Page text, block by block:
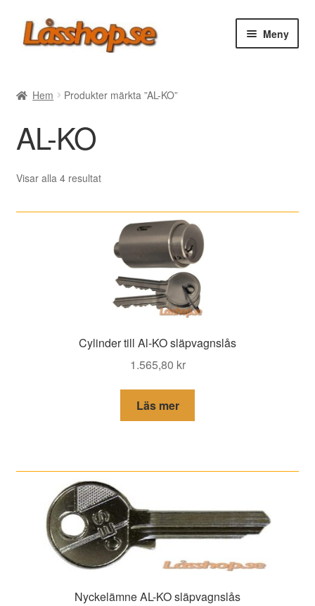
Hoppa
till
Hoppa
till
Meny
Forum/Manualer/Råd
Hem Produkter märkta ”AL-KO”
AL-KO
Visar alla 4 resultatSortera
senaste
Cylinder till Al-KO släpvagnslås
1.565,80 kr
Läs mer
Nyckelämne AL-KO släpvagnslås